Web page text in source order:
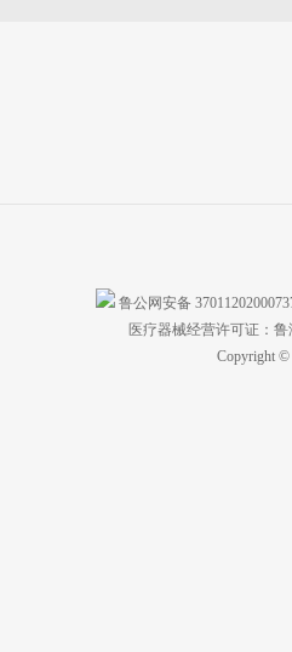
鲁公网安备
医疗器械经营许可证：
Copyright